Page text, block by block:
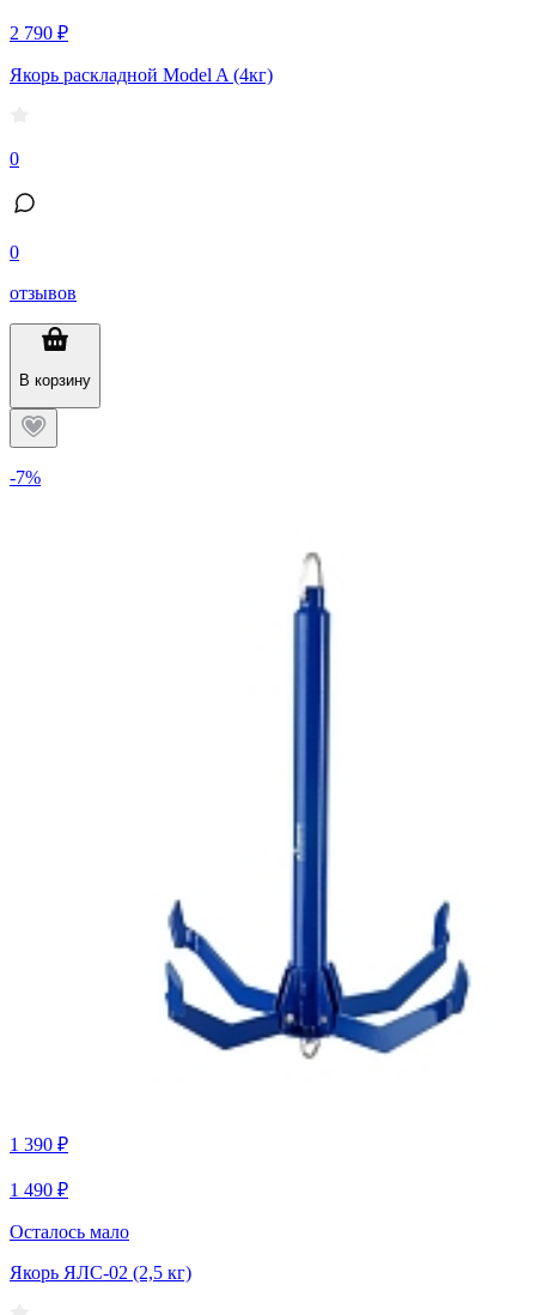
2 790 ₽
Якорь раскладной Model A (4кг)
0
0
отзывов
В корзину
-7%
1 390 ₽
1 490 ₽
Осталось мало
Якорь ЯЛС-02 (2,5 кг)